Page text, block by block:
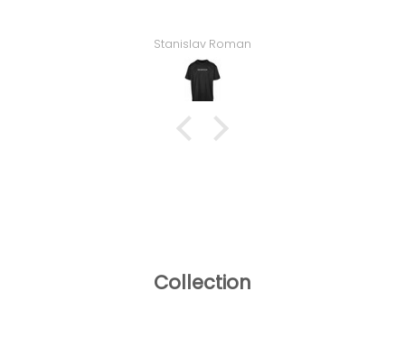
Stanislav Roman
Collection